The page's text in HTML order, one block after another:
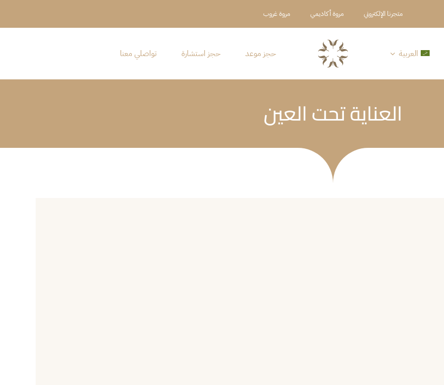
متجرنا الإلكتروني مروة أكاديمي مروة غروب
العربية حجز موعد حجز استشارة تواصلي معنا
العناية تحت العين